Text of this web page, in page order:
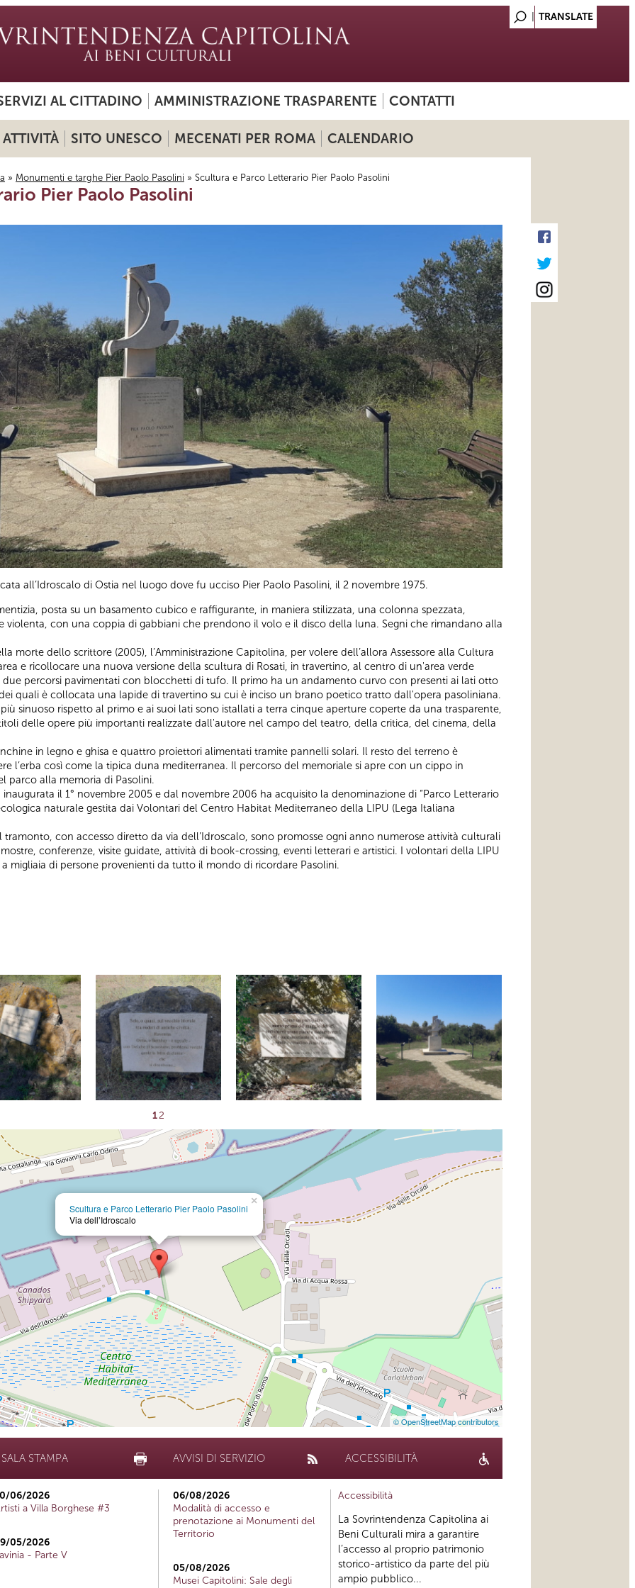
AL CITTADINO AMMINISTRAZIONE TRASPARENTE CONTATTI
ATTIVITÀ SITO UNESCO MECENATI PER ROMA CALENDARIO
» Monumenti e targhe Pier Paolo Pasolini » Scultura e Parco Letterario Pier Paolo Pasolini
Pier Paolo Pasolini
all’Idroscalo di Ostia nel luogo dove fu ucciso Pier Paolo Pasolini, il 2 novembre 1975.
posta su un basamento cubico e raffigurante, in maniera stilizzata, una colonna spezzata,
violenta, con una coppia di gabbiani che prendono il volo e il disco della luna. Segni che rimandano alla
morte dello scrittore (2005), l’Amministrazione Capitolina, per volere dell’allora Assessore alla Cultura
e ricollocare una nuova versione della scultura di Rosati, in travertino, al centro di un'area verde
due percorsi pavimentati con blocchetti di tufo. Il primo ha un andamento curvo con presenti ai lati otto
quali è collocata una lapide di travertino su cui è inciso un brano poetico tratto dall'opera pasoliniana.
sinuoso rispetto al primo e ai suoi lati sono istallati a terra cinque aperture coperte da una trasparente,
delle opere più importanti realizzate dall'autore nel campo del teatro, della critica, del cinema, della
in legno e ghisa e quattro proiettori alimentati tramite pannelli solari. Il resto del terreno è
l’erba così come la tipica duna mediterranea. Il percorso del memoriale si apre con un cippo in
parco alla memoria di Pasolini.
inaugurata il 1° novembre 2005 e dal novembre 2006 ha acquisito la denominazione di “Parco Letterario
naturale gestita dai Volontari del Centro Habitat Mediterraneo della LIPU (Lega Italiana
con accesso diretto da via dell’Idroscalo, sono promosse ogni anno numerose attività culturali
conferenze, visite guidate, attività di book-crossing, eventi letterari e artistici. I volontari della LIPU
migliaia di persone provenienti da tutto il mondo di ricordare Pasolini.
12
×
Scultura e Parco Letterario Pier Paolo Pasolini
Via dell’Idroscalo
© OpenStreetMap contributors
SALA STAMPA
06/2026
a Villa Borghese #3
05/2026
- Parte V
AVVISI DI SERVIZIO
06/08/2026
Modalità di accesso e
prenotazione ai Monumenti del
Territorio
05/08/2026
Musei Capitolini: Sale degli
ACCESSIBILITÀ
Accessibilità
La Sovrintendenza Capitolina ai
Beni Culturali mira a garantire
l’accesso al proprio patrimonio
storico-artistico da parte del più
ampio pubblico...